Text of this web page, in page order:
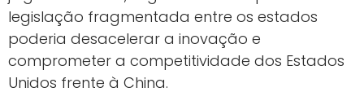
legislação fragmentada entre os estados
poderia desacelerar a inovação e
comprometer a competitividade dos Estados
Unidos frente à China.